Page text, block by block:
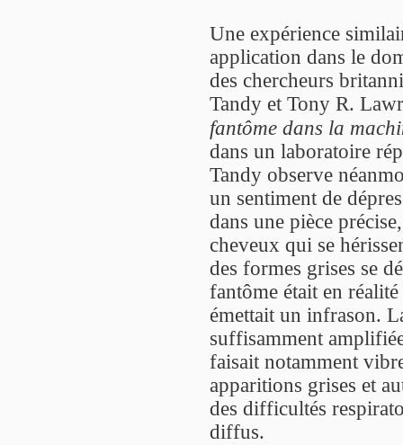
Une expérience
application dans le
des chercheurs
Tandy et Tony R.
fantôme dans la
dans un laboratoire
Tandy observe
un sentiment de
dans une pièce
cheveux qui se
des formes grises se
fantôme était en
émettait un infrason.
suffisamment
faisait notamment
apparitions grises et
des difficultés
diffus.